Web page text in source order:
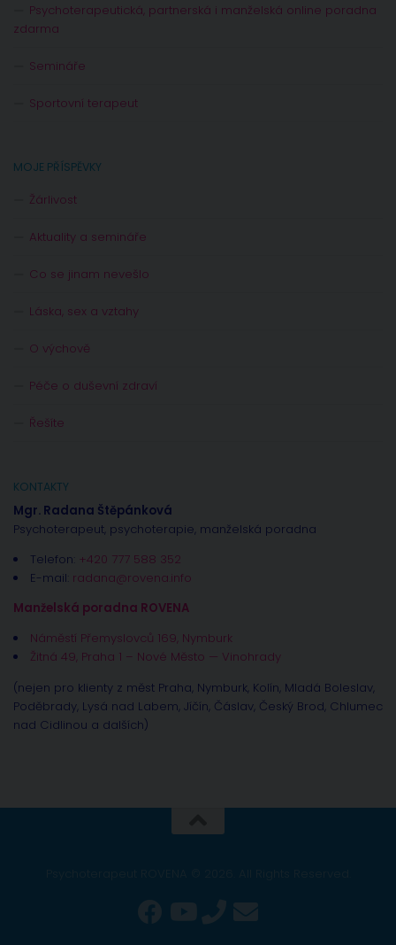
Psychoterapeutická, partnerská i manželská online poradna
zdarma
Semináře
Sportovní terapeut
MOJE PŘÍSPĚVKY
Žárlivost
Aktuality a semináře
Co se jinam nevešlo
Láska, sex a vztahy
O výchově
Péče o duševní zdraví
Řešíte
KONTAKTY
Mgr. Radana Štěpánková
Psychoterapeut, psychoterapie, manželská poradna
Telefon: +420 777 588 352
E-mail: radana@rovena.info
Manželská poradna ROVENA
Náměstí Přemyslovců 169, Nymburk
Žitná 49, Praha 1 – Nové Město — Vinohrady
(nejen pro klienty z měst Praha, Nymburk, Kolín, Mladá Boleslav,
Poděbrady, Lysá nad Labem, Jíčín, Čáslav, Český Brod, Chlumec
nad Cidlinou a dalších)